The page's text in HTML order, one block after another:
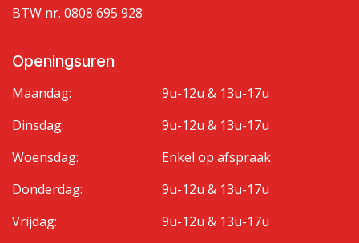
BTW nr. 0808 695 928
Openingsuren
Maandag:
Dinsdag:
Woensdag:
Donderdag:
Vrijdag:
9u-12u & 13u-17u
9u-12u & 13u-17u
Enkel op afspraak
9u-12u & 13u-17u
9u-12u & 13u-17u